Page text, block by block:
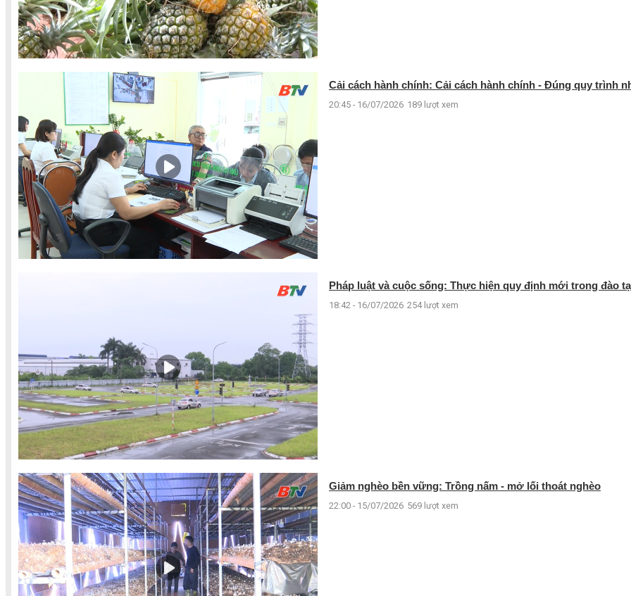
Cải cách hành chính: Cải cách hành chính - Đúng quy trình
20:45 - 16/07/2026 189 lượt xem
Pháp luật và cuộc sống: Thực hiện quy định mới trong đào
18:42 - 16/07/2026 254 lượt xem
Giảm nghèo bền vững: Trồng nấm - mở lối thoát nghèo
22:00 - 15/07/2026 569 lượt xem